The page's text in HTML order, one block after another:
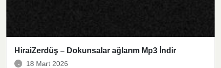
HiraiZerdüş – Dokunsalar ağlarım Mp3 İndir
18 Mart 2026